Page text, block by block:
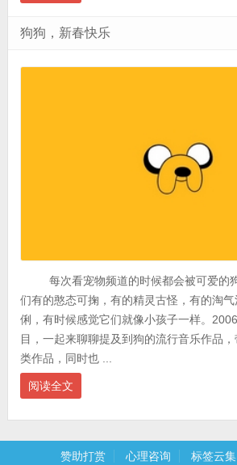
狗狗，新春快乐
每次看宠物频道的时候都会被可爱的
们有的憨态可掬，有的精灵古怪，有的淘
俐，有时候感觉它们就像小孩子一样。
目，一起来聊聊提及到狗的流行音乐作品
类作品，同时也 ...
阅读全文
赞助打赏 心理咨询 标签云集